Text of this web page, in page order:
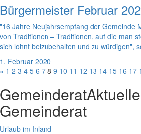
Bürgermeister Februar
"16 Jahre Neujahrsempfang der Gemeinde
von Traditionen – Traditionen, auf die man
sich lohnt beizubehalten und zu würdigen",
1. Februar 2020
« 1 2 3 4 5 6 7 8 9 10 11 12 13 14 15 16 17
Gemeinderat
Gemeinderat
Urlaub im Inland